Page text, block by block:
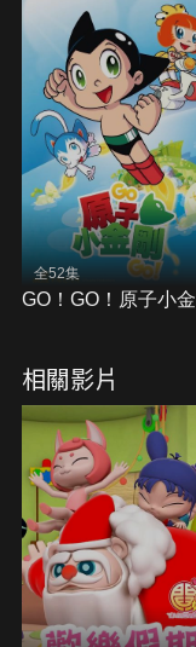
全52集
GO！GO！原子小
相關影片